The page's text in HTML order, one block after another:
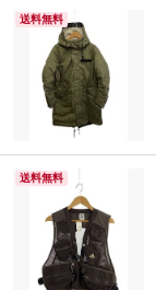
送料無料
送料無料